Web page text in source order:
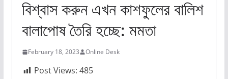
বিশ্বাস করুন এখন কাশফুলের বালিশ
বালাপোষ তৈরি হচ্ছে: মমতা
February 18, 2023 Online Desk
Post Views: 485